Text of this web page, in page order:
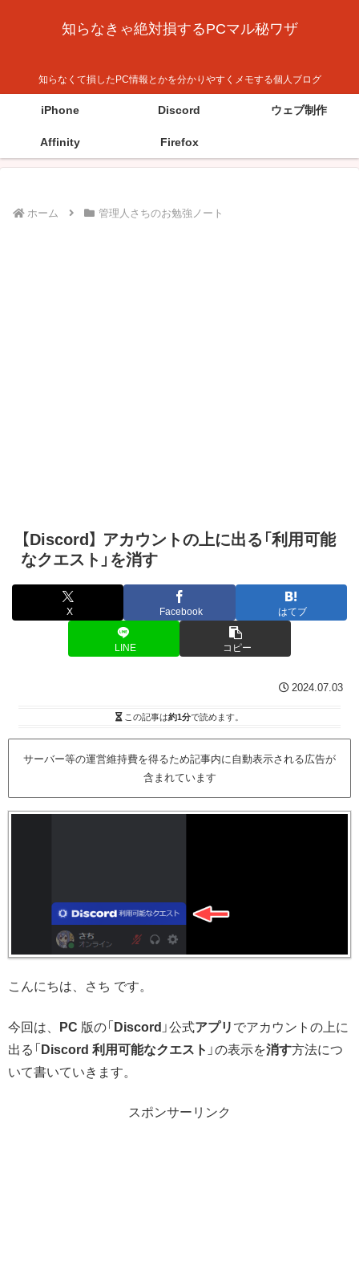
知らなきゃ絶対損するPCマル秘ワザ
知らなくて損したPC情報とかを分かりやすくメモする個人ブログ
iPhone Discord ウェブ制作
Affinity Firefox
ホーム 管理人さちのお勉強ノート
【Discord】 アカウントの上に出る「利用可能
なクエスト」を消す
X Facebook はてブ
LINE コピー
2024.07.03
この記事は約1分で読めます。
サーバー等の運営維持費を得るため記事内に自動表示される広告が
含まれています
こんにちは、さち です。
今回は、 PC 版の「 Discord 」公式アプリ でアカウントの上に
出る「 Discord 利用可能なクエスト 」の表示を消す方法につ
いて書いていきます。
スポンサーリンク